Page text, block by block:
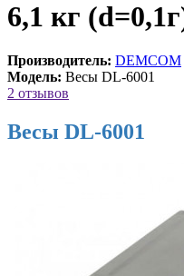
6,1 кг
Производитель: DEMCOM
Модель: Весы DL-6001
2 отзывов
Весы DL-6001